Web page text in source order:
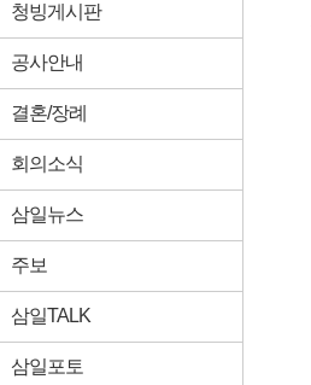
청빙게시판
공사안내
결혼/장례
회의소식
삼일뉴스
주보
삼일TALK
삼일포토